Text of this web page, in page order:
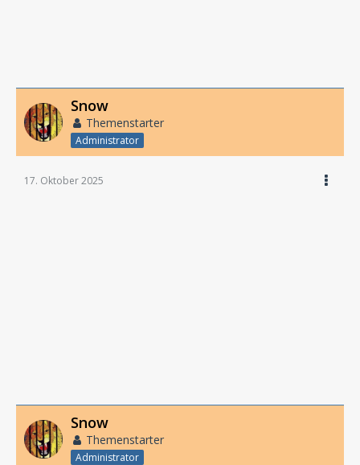
Snow
Themenstarter
Administrator
17. Oktober 2025
Snow
Themenstarter
Administrator